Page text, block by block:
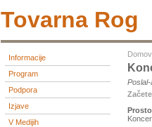
Tovarna Rog
Informacije
Program
Podpora
Izjave
V Medijih
Domov
Poslal-